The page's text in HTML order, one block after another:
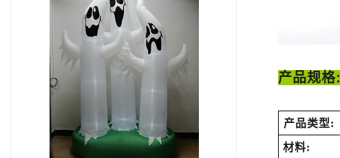
产品规格:
产品类型:
材料: